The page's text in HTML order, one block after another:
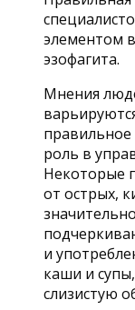
элементом
эзофагита.
Мнения
роль в
Некоторые
от острых,
и
каши и
слизистую